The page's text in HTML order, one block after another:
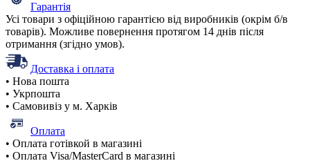
Гарантія
Усі товари з офіційною гарантією від виробників (окрім б/в
товарів). Можливе повернення протягом 14 днів після
отримання (згідно умов).
Доставка і оплата
• Нова пошта
• Укрпошта
• Самовивіз у м. Харків
Оплата
• Оплата готівкой в магазині
• Оплата Visa/MasterCard в магазині